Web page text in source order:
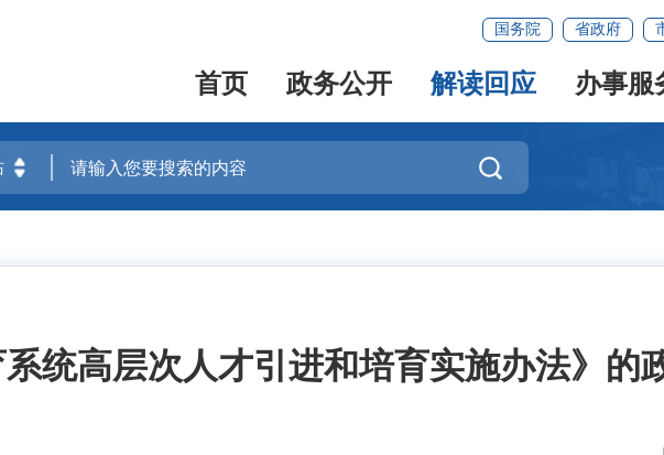
国务院 省政府
首页 政务公开 解读回应 办事服

统高层次人才引进和培育实施办法》的